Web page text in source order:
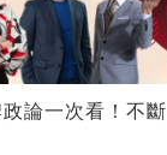
論一次看！不斷